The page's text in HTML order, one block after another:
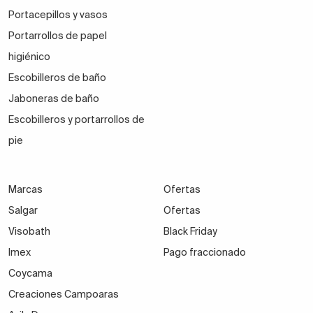
Portacepillos y vasos
Portarrollos de papel
higiénico
Escobilleros de baño
Jaboneras de baño
Escobilleros y portarrollos de
pie
Marcas
Salgar
Visobath
Imex
Coycama
Creaciones Campoaras
Ofertas
Ofertas
Black Friday
Pago fraccionado